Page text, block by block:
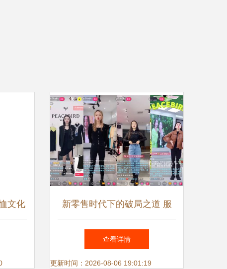
文化 新零售时代下的破局之道 服
饰品牌为线下门店寻找新增量
的策略
查看详情
更新时间：2026-08-06 19:01:19